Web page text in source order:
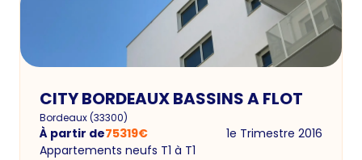
CITY BORDEAUX BASSINS A FLOT
Bordeaux(33300)
À partir de75319€
1e Trimestre 2016
Appartements neufs T1 à T1